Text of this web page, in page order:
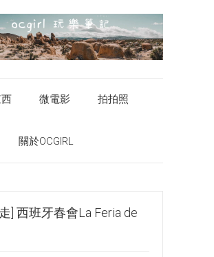
微電影 拍拍照
關於OCGIRL
] 西班牙春會La Feria de